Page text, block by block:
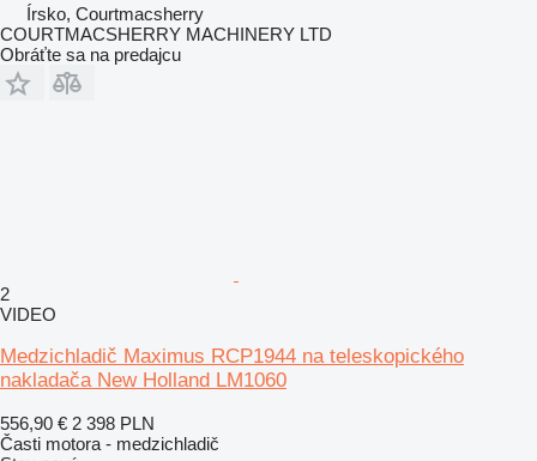
Írsko, Courtmacsherry
COURTMACSHERRY MACHINERY LTD
Obráťte sa na predajcu
2
VIDEO
Medzichladič Maximus RCP1944 na teleskopického
nakladača New Holland LM1060
556,90 € 2 398 PLN
Časti motora - medzichladič